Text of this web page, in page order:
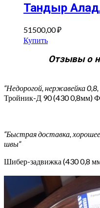
Тандыр
51500,00₽
Купить
Отзывы о
“Недорогой, нержавейка
Тройник-Д 90 (430 0,8мм)
“Быстрая доставка,
швы”
Шибер-задвижка (430 0,8